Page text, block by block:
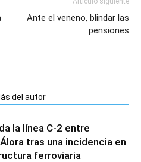
Ante el veneno, blindar las
pensiones
del autor
la línea C-2 entre
tras una incidencia en
ferroviaria